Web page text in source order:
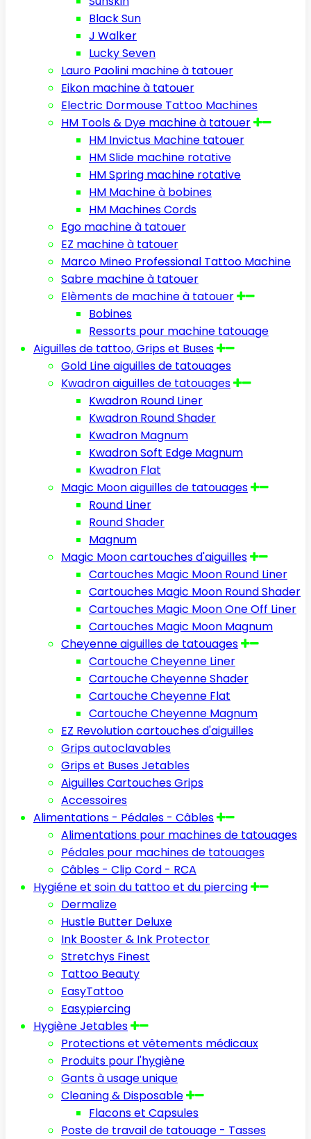
Black Sun
J Walker
Lucky Seven
Lauro Paolini machine à tatouer
Eikon machine à tatouer
Electric Dormouse Tattoo Machines
HM Tools & Dye machine à tatouer
HM Invictus Machine tatouer
HM Slide machine rotative
HM Spring machine rotative
HM Machine à bobines
HM Machines Cords
Ego machine à tatouer
EZ machine à tatouer
Marco Mineo Professional Tattoo Machine
Sabre machine à tatouer
Elèments de machine à tatouer
Bobines
Ressorts pour machine tatouage
Aiguilles de tattoo, Grips et Buses
Gold Line aiguilles de tatouages
Kwadron aiguilles de tatouages
Kwadron Round Liner
Kwadron Round Shader
Kwadron Magnum
Kwadron Soft Edge Magnum
Kwadron Flat
Magic Moon aiguilles de tatouages
Round Liner
Round Shader
Magnum
Magic Moon cartouches d'aiguilles
Cartouches Magic Moon Round Liner
Cartouches Magic Moon Round Shader
Cartouches Magic Moon One Off Liner
Cartouches Magic Moon Magnum
Cheyenne aiguilles de tatouages
Cartouche Cheyenne Liner
Cartouche Cheyenne Shader
Cartouche Cheyenne Flat
Cartouche Cheyenne Magnum
EZ Revolution cartouches d'aiguilles
Grips autoclavables
Grips et Buses Jetables
Aiguilles Cartouches Grips
Accessoires
Alimentations - Pédales - Câbles
Alimentations pour machines de tatouages
Pédales pour machines de tatouages
Câbles - Clip Cord - RCA
Hygiéne et soin du tattoo et du piercing
Dermalize
Hustle Butter Deluxe
Ink Booster & Ink Protector
Stretchys Finest
Tattoo Beauty
EasyTattoo
Easypiercing
Hygiène Jetables
Protections et vêtements médicaux
Produits pour l'hygiène
Gants à usage unique
Cleaning & Disposable
Flacons et Capsules
Poste de travail de tatouage - Tasses